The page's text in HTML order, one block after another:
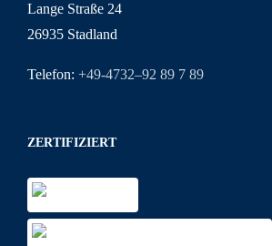
Lange Straße 24
26935 Stadland
Telefon: +49-4732–92 89 7 89
ZERTIFIZIERT